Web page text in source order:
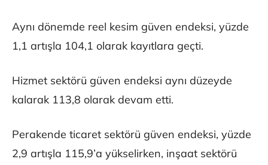
Aynı dönemde reel kesim güven endeksi, yüzde
1,1 artışla 104,1 olarak kayıtlara geçti.
Hizmet sektörü güven endeksi aynı düzeyde
kalarak 113,8 olarak devam etti.
Perakende ticaret sektörü güven endeksi, yüzde
2,9 artışla 115,9’a yükselirken, inşaat sektörü